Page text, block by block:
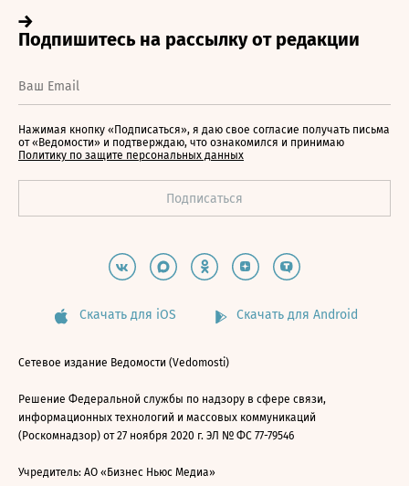
Нажимая кнопку «Подписаться», я даю свое согласие получать письма
от «Ведомости» и подтверждаю, что ознакомился и принимаю
Политику по защите персональных данных
Скачать для iOS Скачать для Android
Сетевое издание Ведомости (Vedomosti)
Решение Федеральной службы по надзору в сфере связи,
информационных технологий и массовых коммуникаций
(Роскомнадзор) от 27 ноября 2020 г. ЭЛ № ФС 77-79546
Учредитель: АО «Бизнес Ньюс Медиа»